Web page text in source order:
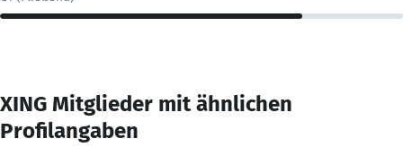
XING Mitglieder mit ähnlichen
Profilangaben